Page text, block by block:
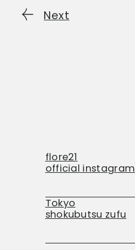
Next
flore21
official instagram
Tokyo
shokubutsu zufu